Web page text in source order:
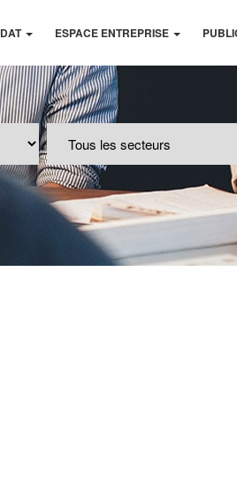
ESPACE ENTREPRISE